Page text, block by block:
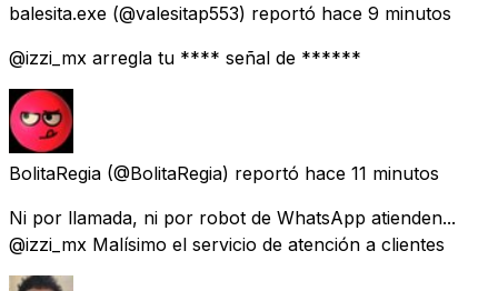
balesita.exe (@valesitap553) reportó hace 9 minutos
@izzi_mx arregla tu **** señal de ******
BolitaRegia (@BolitaRegia) reportó hace 11 minutos
Ni por llamada, ni por robot de WhatsApp atienden...
@izzi_mx Malísimo el servicio de atención a clientes